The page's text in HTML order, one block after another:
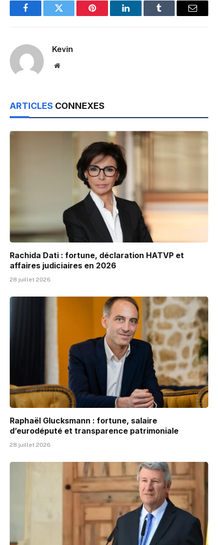
FacebookTwitter Pinterest LinkedInTumblr Email
Kevin
Website
ARTICLES CONNEXES
Rachida Dati : fortune, déclaration HATVP et
affaires judiciaires en 2026
28 juillet 2026
Raphaël Glucksmann : fortune, salaire
d’eurodéputé et transparence patrimoniale
28 juillet 2026